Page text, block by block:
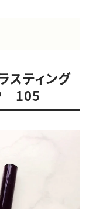
スティング
105